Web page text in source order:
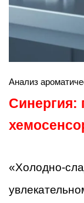
Анализ
Синергия:
«Холодно-